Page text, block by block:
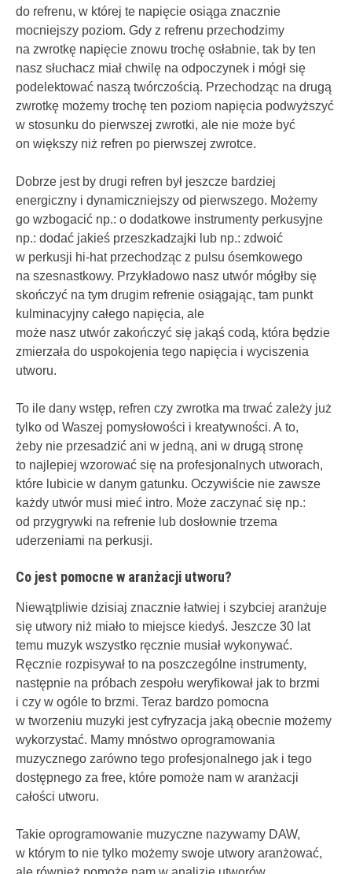
do refrenu, w której te napięcie osiąga znacznie
mocniejszy poziom. Gdy z refrenu przechodzimy
na zwrotkę napięcie znowu trochę osłabnie, tak by ten
nasz słuchacz miał chwilę na odpoczynek i mógł się
podelektować naszą twórczością. Przechodząc na drugą
zwrotkę możemy trochę ten poziom napięcia podwyższyć
w stosunku do pierwszej zwrotki, ale nie może być
on większy niż refren po pierwszej zwrotce.
Dobrze jest by drugi refren był jeszcze bardziej
energiczny i dynamiczniejszy od pierwszego. Możemy
go wzbogacić np.: o dodatkowe instrumenty perkusyjne
np.: dodać jakieś przeszkadzajki lub np.: zdwoić
w perkusji hi-hat przechodząc z pulsu ósemkowego
na szesnastkowy. Przykładowo nasz utwór mógłby się
skończyć na tym drugim refrenie osiągając, tam punkt
kulminacyjny całego napięcia, ale
może nasz utwór zakończyć się jakąś codą, która będzie
zmierzała do uspokojenia tego napięcia i wyciszenia
utworu.
To ile dany wstęp, refren czy zwrotka ma trwać zależy już
tylko od Waszej pomysłowości i kreatywności. A to,
żeby nie przesadzić ani w jedną, ani w drugą stronę
to najlepiej wzorować się na profesjonalnych utworach,
które lubicie w danym gatunku. Oczywiście nie zawsze
każdy utwór musi mieć intro. Może zaczynać się np.:
od przygrywki na refrenie lub dosłownie trzema
uderzeniami na perkusji.
Co jest pomocne w aranżacji utworu?
Niewątpliwie dzisiaj znacznie łatwiej i szybciej aranżuje
się utwory niż miało to miejsce kiedyś. Jeszcze 30 lat
temu muzyk wszystko ręcznie musiał wykonywać.
Ręcznie rozpisywał to na poszczególne instrumenty,
następnie na próbach zespołu weryfikował jak to brzmi
i czy w ogóle to brzmi. Teraz bardzo pomocna
w tworzeniu muzyki jest cyfryzacja jaką obecnie możemy
wykorzystać. Mamy mnóstwo oprogramowania
muzycznego zarówno tego profesjonalnego jak i tego
dostępnego za free, które pomoże nam w aranżacji
całości utworu.
Takie oprogramowanie muzyczne nazywamy DAW,
w którym to nie tylko możemy swoje utwory aranżować,